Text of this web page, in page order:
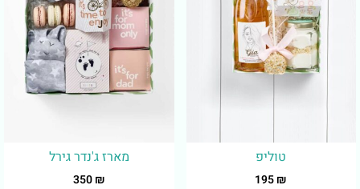
טוליפ
195₪
מארז ג'נדר גירל
350₪